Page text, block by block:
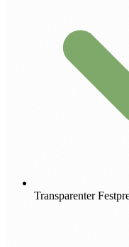
Transparenter